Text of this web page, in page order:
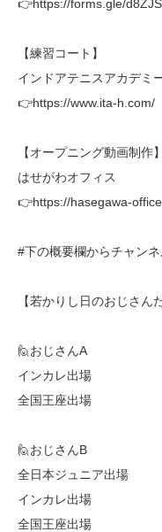
👉https://forms.gle/
【練習コート】
インドアテニスアカデミ
👉https://www.ita-h.com/
【オープニング動画制作】
はせがわオフィス
👉https://hasegawa-
#下の概要欄からチャン
【若かりし日のおじさん
🙋おじさんA
インカレ出場
全国王座出場
🙋おじさんB
全日本ジュニア出場
インカレ出場
全国王座出場